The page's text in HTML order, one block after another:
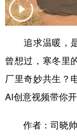
食品
学术中国
城市
彩票
公益
文化产业
追求温暖，是
曾想过，寒冬里
厂里奇妙共生？
AI创意视频带你
作者：司晓帅